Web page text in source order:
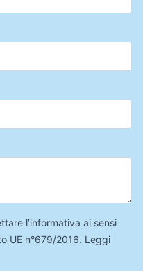
l’informativa ai sensi
UE n°679/2016. Leggi